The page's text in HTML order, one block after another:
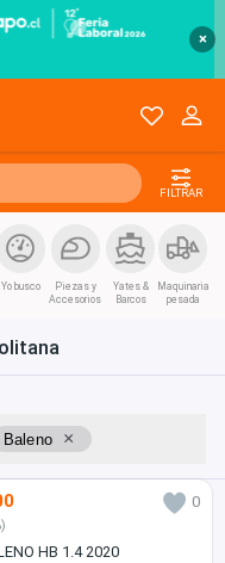
×
FILTRAR
Yo busco
Piezas y
Accesorios
Yates &
Barcos
Maquinaria
pesada
Baleno ×
0
SUZUKI BALENO HB 1.4 2020